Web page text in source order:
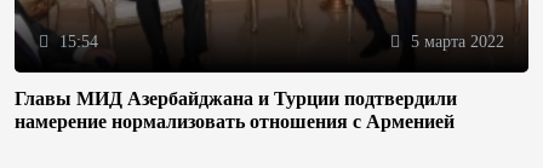
15:54 5 марта 2022
Главы МИД Азербайджана и Турции подтвердили
намерение нормализовать отношения с Арменией